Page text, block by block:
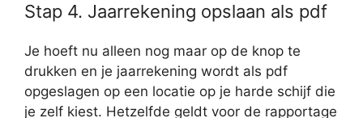
Stap 4. Jaarrekening opslaan als pdf
Je hoeft nu alleen nog maar op de knop te
drukken en je jaarrekening wordt als pdf
opgeslagen op een locatie op je harde schijf die
je zelf kiest. Hetzelfde geldt voor de rapportage